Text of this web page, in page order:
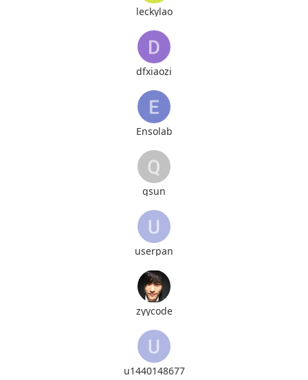
leckylao
dfxiaozi
Ensolab
qsun
userpan
zyycode
u1440148677